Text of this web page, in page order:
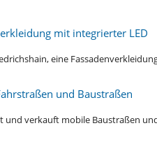
mit integrierter LED
eine
und Baustraßen
und verkauft mobile Baustraßen